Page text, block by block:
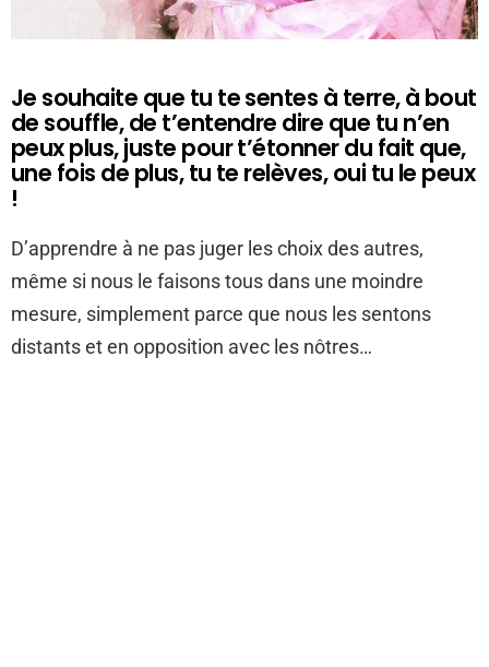
Je souhaite que tu te sentes à terre, à bout
de souffle, de t’entendre dire que tu n’en
peux plus, juste pour t’étonner du fait que,
une fois de plus, tu te relèves, oui tu le peux
!
D’apprendre à ne pas juger les choix des autres,
même si nous le faisons tous dans une moindre
mesure, simplement parce que nous les sentons
distants et en opposition avec les nôtres…